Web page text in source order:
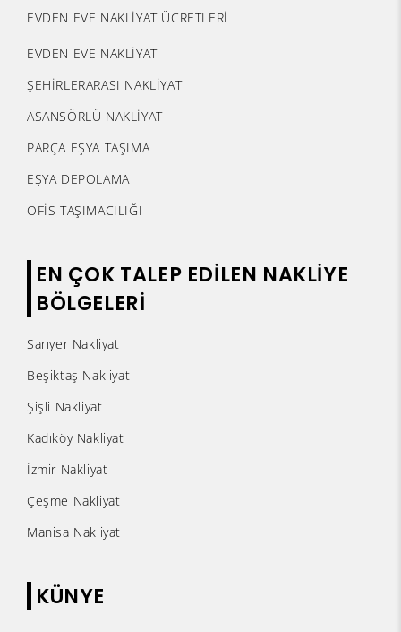
EVDEN EVE NAKLİYAT ÜCRETLERİ
EVDEN EVE NAKLİYAT
ŞEHİRLERARASI NAKLİYAT
ASANSÖRLÜ NAKLİYAT
PARÇA EŞYA TAŞIMA
EŞYA DEPOLAMA
OFİS TAŞIMACILIĞI
EN ÇOK TALEP EDİLEN NAKLİYE
BÖLGELERİ
Sarıyer Nakliyat
Beşiktaş Nakliyat
Şişli Nakliyat
Kadıköy Nakliyat
İzmir Nakliyat
Çeşme Nakliyat
Manisa Nakliyat
KÜNYE